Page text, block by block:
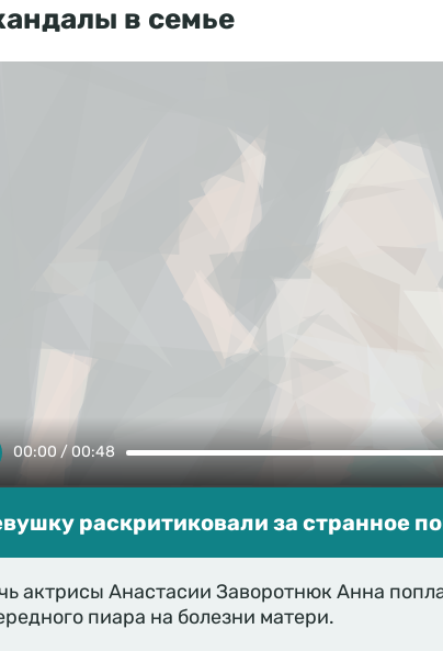
в семье
00:00 / 00:48
раскритиковали за странное
актрисы Анастасии Заворотнюк Анна
пиара на болезни матери.